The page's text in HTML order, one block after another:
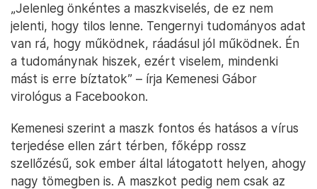
„Jelenleg önkéntes a maszkviselés, de ez nem
jelenti, hogy tilos lenne. Tengernyi tudományos adat
van rá, hogy működnek, ráadásul jól működnek. Én
a tudománynak hiszek, ezért viselem, mindenki
mást is erre bíztatok” – írja Kemenesi Gábor
virológus a Facebookon.
Kemenesi szerint a maszk fontos és hatásos a vírus
terjedése ellen zárt térben, főképp rossz
szellőzésű, sok ember által látogatott helyen, ahogy
nagy tömegben is. A maszkot pedig nem csak az